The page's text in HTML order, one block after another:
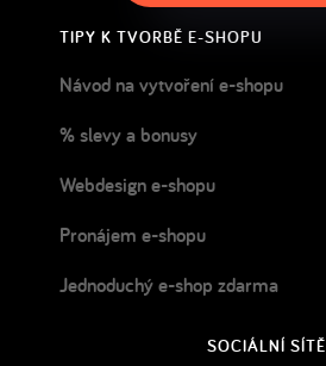
TIPY K TVORBĚ E-SHOPU
Návod na vytvoření e-shopu
% slevy a bonusy
Webdesign e-shopu
Pronájem e-shopu
Jednoduchý e-shop zdarma
SOCIÁLNÍ SÍTĚ